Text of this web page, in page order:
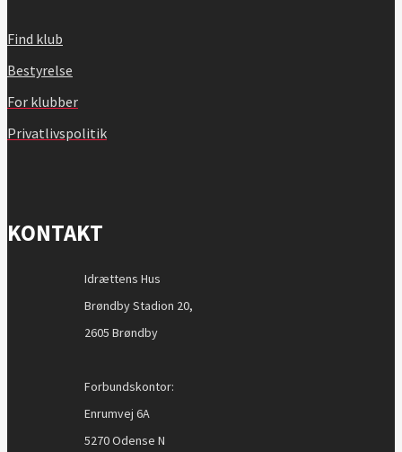
Find klub
Bestyrelse
For klubber
Privatlivspolitik
KONTAKT
Idrættens Hus
Brøndby Stadion 20,
2605 Brøndby
Forbundskontor:
Enrumvej 6A
5270 Odense N